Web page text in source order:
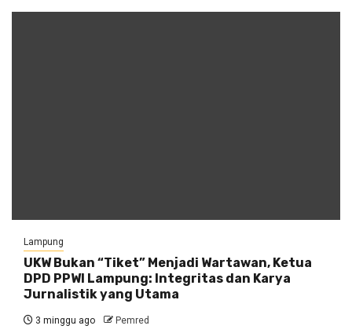
Lampung
UKW Bukan “Tiket” Menjadi Wartawan, Ketua
DPD PPWI Lampung: Integritas dan Karya
Jurnalistik yang Utama
3 minggu ago Pemred